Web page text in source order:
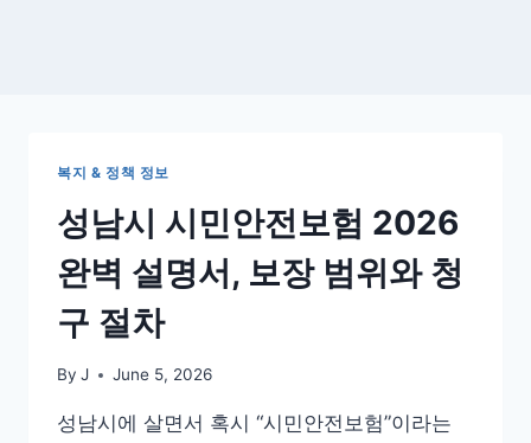
복지 & 정책 정보
성남시 시민안전보험 2026
완벽 설명서, 보장 범위와 청
구 절차
By J June 5, 2026
성남시에 살면서 혹시 “시민안전보험”이라는